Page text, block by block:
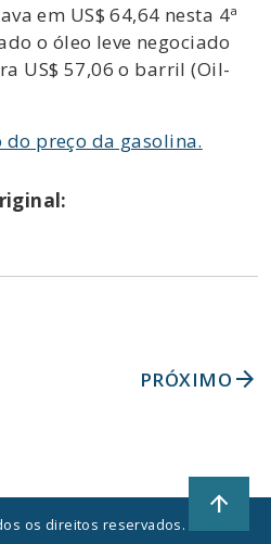
em US$ 64,64 nesta 4ª
o óleo leve negociado
US$ 57,06 o barril (Oil-
do preço da gasolina.
PRÓXIMO arrow_forward
os direitos reservados.
arrow_upward